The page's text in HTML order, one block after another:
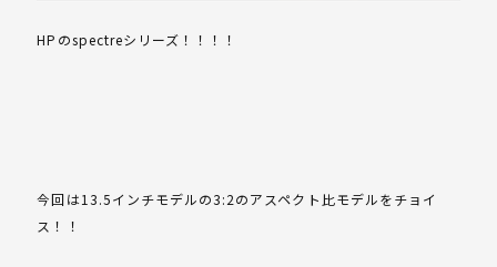
HPのspectreシリーズ！！！！
今回は13.5インチモデルの3:2のアスペクト比モデルをチョイ
ス！！